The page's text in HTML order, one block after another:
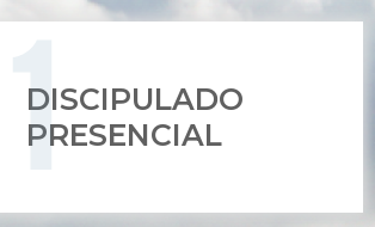
DISCIPULADO
PRESENCIAL